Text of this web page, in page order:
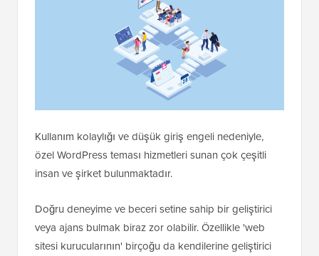
Kullanım kolaylığı ve düşük giriş engeli nedeniyle,
özel WordPress teması hizmetleri sunan çok çeşitli
insan ve şirket bulunmaktadır.
Doğru deneyime ve beceri setine sahip bir geliştirici
veya ajans bulmak biraz zor olabilir. Özellikle 'web
sitesi kurucularının' birçoğu da kendilerine geliştirici